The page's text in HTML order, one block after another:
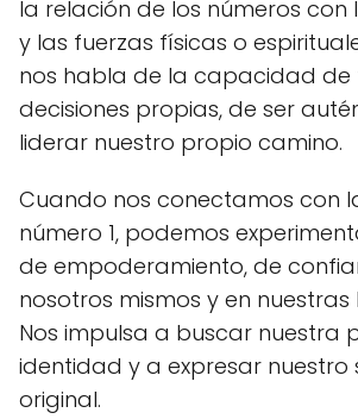
la relación de los números con
y las fuerzas físicas o
nos habla de la capacidad
decisiones propias, de ser
liderar nuestro propio camino.
Cuando nos conectamos con
número 1, podemos
de empoderamiento, de
nosotros mismos y en
Nos impulsa a buscar nuestra
identidad y a expresar nuestro
original.